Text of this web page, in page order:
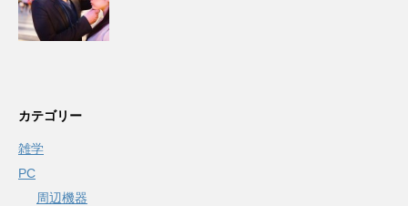
カテゴリー
雑学
PC
周辺機器